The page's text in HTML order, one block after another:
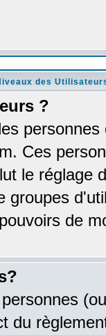
des
?
Ces
le réglage
groupes
de
du